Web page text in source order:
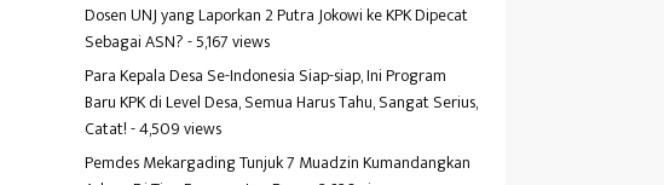
Dosen UNJ yang Laporkan 2 Putra Jokowi ke KPK Dipecat
Sebagai ASN?- 5,167 views
Para Kepala Desa Se-Indonesia Siap-siap, Ini Program
Baru KPK di Level Desa, Semua Harus Tahu, Sangat Serius,
Catat!- 4,509 views
Pemdes Mekargading Tunjuk 7 Muadzin Kumandangkan